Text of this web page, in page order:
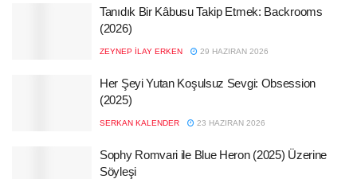
Tanıdık Bir Kâbusu Takip Etmek: Backrooms
(2026)
ZEYNEP İLAY ERKEN 29 HAZIRAN 2026
Her Şeyi Yutan Koşulsuz Sevgi: Obsession
(2025)
SERKAN KALENDER 23 HAZIRAN 2026
Sophy Romvari ile Blue Heron (2025) Üzerine
Söyleşi